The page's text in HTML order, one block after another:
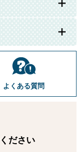
よくある質問
ください